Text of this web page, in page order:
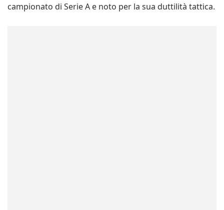
campionato di Serie A e noto per la sua duttilità tattica.